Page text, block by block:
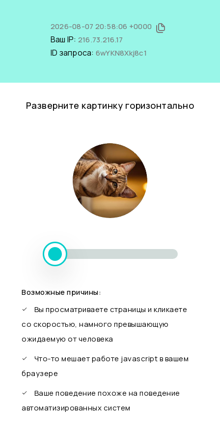
2026-08-07 20:58:06 +0000
Ваш IP: 216.73.216.17
ID запроса: 6wYKN8Xkj8c1
Разверните картинку горизонтально
Возможные причины:
Вы просматриваете страницы и кликаете
со скоростью, намного превышающую
ожидаемую от человека
Что-то мешает работе javascript в вашем
браузере
Ваше поведение похоже на поведение
автоматизированных систем